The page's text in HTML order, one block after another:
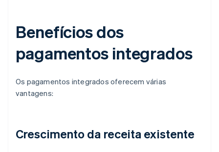
Benefícios dos
pagamentos integrados
Os pagamentos integrados oferecem várias
vantagens:
Crescimento da receita existente